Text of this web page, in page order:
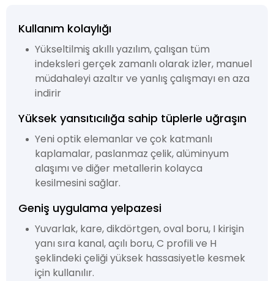
Kullanım kolaylığı
Yükseltilmiş akıllı yazılım, çalışan tüm
indeksleri gerçek zamanlı olarak izler, manuel
müdahaleyi azaltır ve yanlış çalışmayı en aza
indirir
Yüksek yansıtıcılığa sahip tüplerle uğraşın
Yeni optik elemanlar ve çok katmanlı
kaplamalar, paslanmaz çelik, alüminyum
alaşımı ve diğer metallerin kolayca
kesilmesini sağlar.
Geniş uygulama yelpazesi
Yuvarlak, kare, dikdörtgen, oval boru, I kirişin
yanı sıra kanal, açılı boru, C profili ve H
şeklindeki çeliği yüksek hassasiyetle kesmek
için kullanılır.